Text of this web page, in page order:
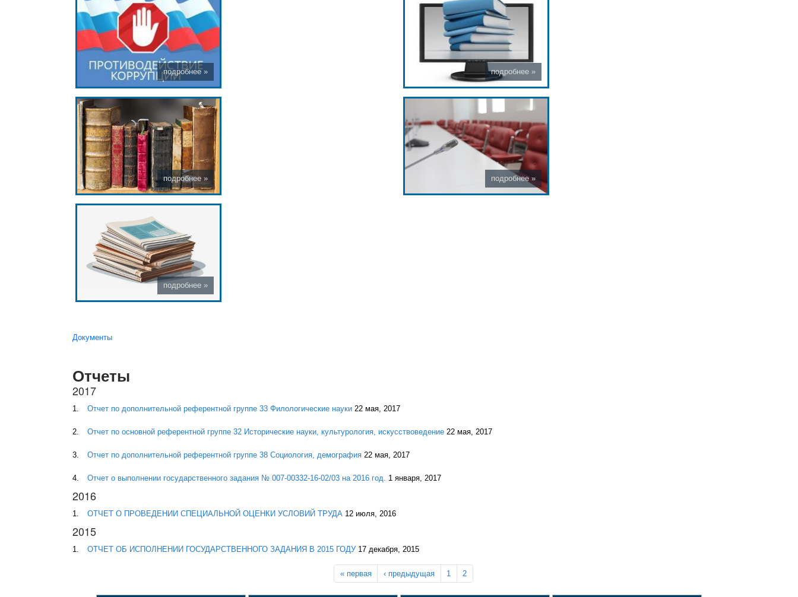
Вы здесь
Документы
Отчеты
2017
Отчет по дополнительной референтной группе 33 Филологические науки 22 мая, 2017
Отчет по основной референтной группе 32 Исторические науки, культурология, искусствоведение 22 мая, 2017
Отчет по дополнительной референтной группе 38 Социология, демография 22 мая, 2017
Отчет о выполнении государственного задания № 007-00332-16-02/03 на 2016 год. 1 января, 2017
2016
ОТЧЕТ О ПРОВЕДЕНИИ СПЕЦИАЛЬНОЙ ОЦЕНКИ УСЛОВИЙ ТРУДА 12 июля, 2016
2015
ОТЧЕТ ОБ ИСПОЛНЕНИИ ГОСУДАРСТВЕННОГО ЗАДАНИЯ В 2015 ГОДУ 17 декабря, 2015
« первая ‹ предыдущая 1 2